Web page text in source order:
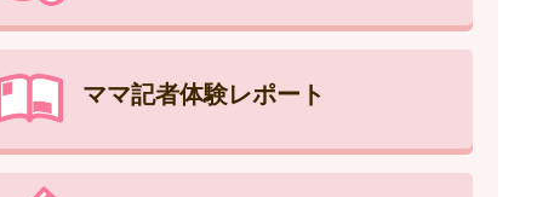
ママ記者体験レポート